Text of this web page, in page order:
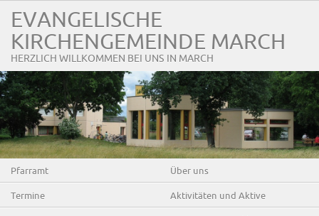
EVANGELISCHE
KIRCHENGEMEINDE MARCH
HERZLICH WILLKOMMEN BEI UNS IN MARCH
Pfarramt Über uns
Termine Aktivitäten und Aktive